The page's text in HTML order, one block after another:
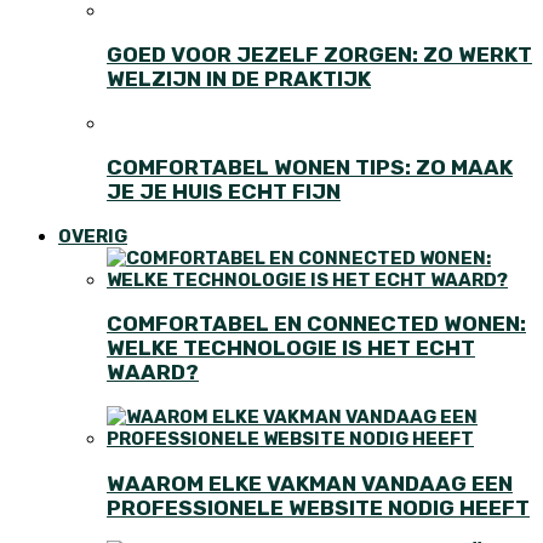
GOED VOOR JEZELF ZORGEN: ZO WERKT
WELZIJN IN DE PRAKTIJK
COMFORTABEL WONEN TIPS: ZO MAAK
JE JE HUIS ECHT FIJN
OVERIG
COMFORTABEL EN CONNECTED WONEN:
WELKE TECHNOLOGIE IS HET ECHT
WAARD?
WAAROM ELKE VAKMAN VANDAAG EEN
PROFESSIONELE WEBSITE NODIG HEEFT